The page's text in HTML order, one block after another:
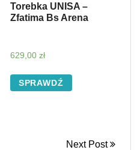
Torebka UNISA –
Zfatima Bs Arena
629,00 zł
SPRAWDŹ
Next Post